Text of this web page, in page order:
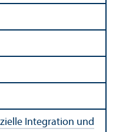
Integration und